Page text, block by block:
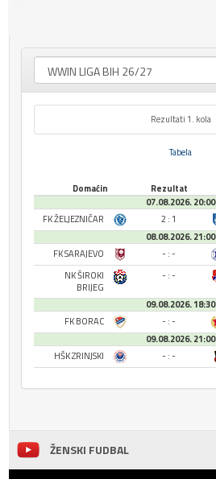
Rezultati 1. kola
Tabela
Domaćin Rezultat
07.08.2026. 20:00
FK ŽELJEZNIČAR
2 : 1
08.08.2026. 21:00
FK SARAJEVO
- : -
NK ŠIROKI
BRIJEG
- : -
09.08.2026. 18:30
FK BORAC
- : -
09.08.2026. 21:00
HŠK ZRINJSKI
- : -
ŽENSKI FUDBAL